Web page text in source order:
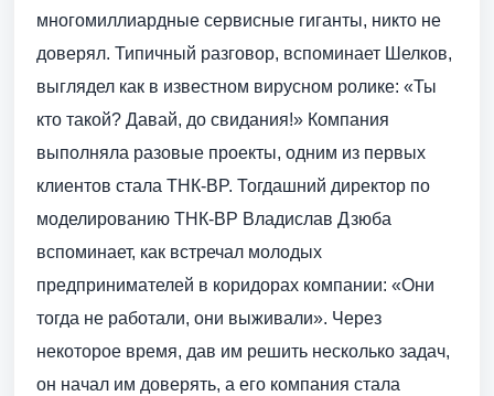
много­миллиардные сервисные гиганты, никто не
доверял. Типичный разговор, вспоминает Шелков,
выглядел как в известном вирусном ролике: «Ты
кто такой? Давай, до свидания!» Компания
выполняла разовые проекты, одним из первых
клиентов стала ТНК-BP. Тогдашний директор по
моделированию ТНК-BP Владислав Дзюба
вспоминает, как встречал молодых
предпринимателей в коридорах компании: «Они
тогда не работали, они выживали». Через
некоторое время, дав им решить несколько задач,
он начал им доверять, а его компания стала